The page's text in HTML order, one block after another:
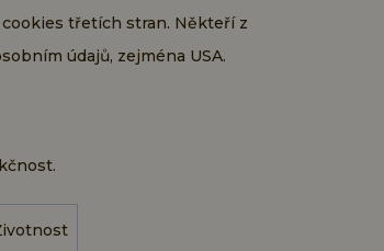
třetích stran. Někteří z
údajů, zejména USA.